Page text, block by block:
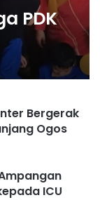
PDK
Bergerak
Ogos
ICU